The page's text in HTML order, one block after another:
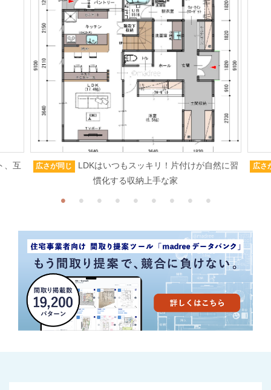
、互 広さが同じ
LDKはいつもスッキリ！片付けが自然に習
慣化する収納上手な家
広さ